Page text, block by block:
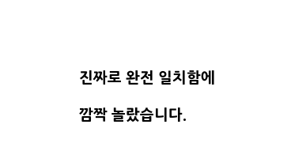
진짜로 완전 일치함에
깜짝 놀랐습니다.